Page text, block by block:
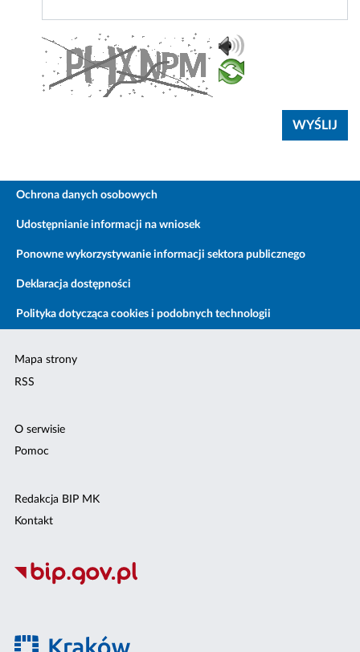
Ochrona danych osobowych
Udostępnianie informacji na wniosek
Ponowne wykorzystywanie informacji sektora publicznego
Deklaracja dostępności
Polityka dotycząca cookies i podobnych technologii
Mapa strony
RSS
O serwisie
Pomoc
Redakcja BIP MK
Kontakt